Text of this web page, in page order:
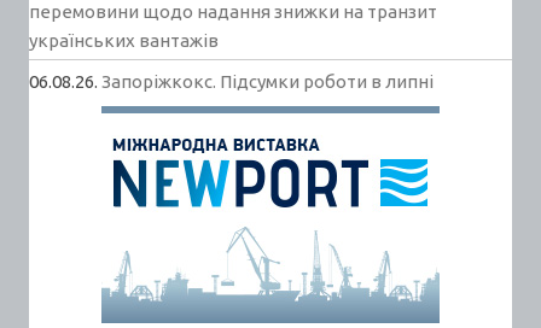
перемовини щодо надання знижки на транзит
українських вантажів
06.08.26. Запоріжкокс. Підсумки роботи в липні